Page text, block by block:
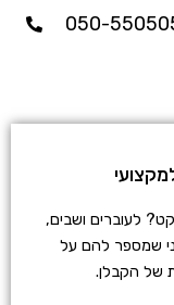
050-
לעוברים ושבים,
שמספר להם על
של הקבלן.